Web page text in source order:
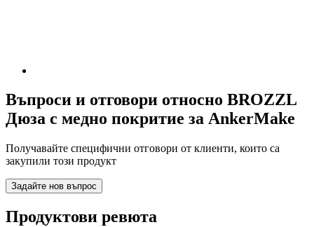
Въпроси и отговори относно BROZZL
Дюза с медно покритие за AnkerMake
Получавайте специфични отговори от клиенти, които са
закупили този продукт
Задайте нов въпрос
Продуктови ревюта